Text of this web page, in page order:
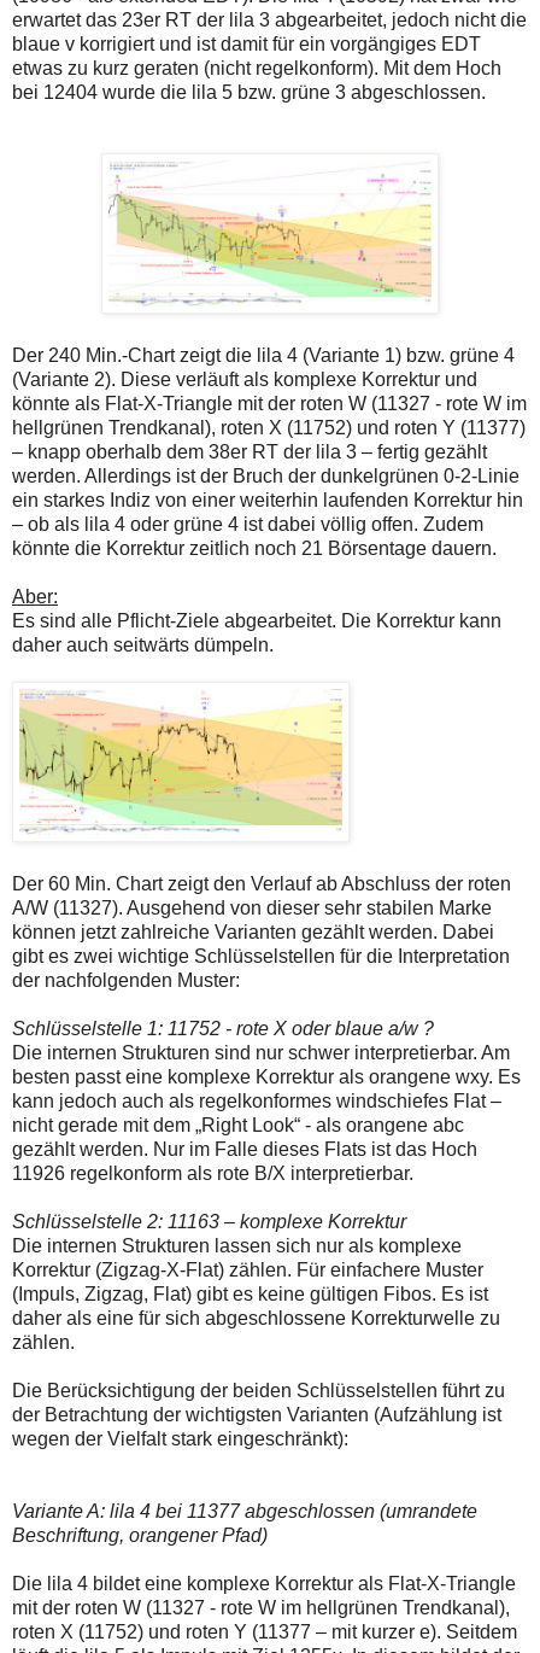
erwartet das 23er RT der lila 3 abgearbeitet, jedoch nicht die
blaue v korrigiert und ist damit für ein vorgängiges EDT
etwas zu kurz geraten (nicht regelkonform). Mit dem Hoch
bei 12404 wurde die lila 5 bzw. grüne 3 abgeschlossen.
Der 240 Min.-Chart zeigt die lila 4 (Variante 1) bzw. grüne 4
(Variante 2). Diese verläuft als komplexe Korrektur und
könnte als Flat-X-Triangle mit der roten W (11327 - rote W im
hellgrünen Trendkanal), roten X (11752) und roten Y (11377)
– knapp oberhalb dem 38er RT der lila 3 – fertig gezählt
werden. Allerdings ist der Bruch der dunkelgrünen 0-2-Linie
ein starkes Indiz von einer weiterhin laufenden Korrektur hin
– ob als lila 4 oder grüne 4 ist dabei völlig offen. Zudem
könnte die Korrektur zeitlich noch 21 Börsentage dauern.
Aber:
Es sind alle Pflicht-Ziele abgearbeitet. Die Korrektur kann
daher auch seitwärts dümpeln.
Der 60 Min. Chart zeigt den Verlauf ab Abschluss der roten
A/W (11327). Ausgehend von dieser sehr stabilen Marke
können jetzt zahlreiche Varianten gezählt werden. Dabei
gibt es zwei wichtige Schlüsselstellen für die Interpretation
der nachfolgenden Muster:
Schlüsselstelle 1: 11752 - rote X oder blaue a/w ?
Die internen Strukturen sind nur schwer interpretierbar. Am
besten passt eine komplexe Korrektur als orangene wxy. Es
kann jedoch auch als regelkonformes windschiefes Flat –
nicht gerade mit dem „Right Look“ - als orangene abc
gezählt werden. Nur im Falle dieses Flats ist das Hoch
11926 regelkonform als rote B/X interpretierbar.
Schlüsselstelle 2: 11163 – komplexe Korrektur
Die internen Strukturen lassen sich nur als komplexe
Korrektur (Zigzag-X-Flat) zählen. Für einfachere Muster
(Impuls, Zigzag, Flat) gibt es keine gültigen Fibos. Es ist
daher als eine für sich abgeschlossene Korrekturwelle zu
zählen.
Die Berücksichtigung der beiden Schlüsselstellen führt zu
der Betrachtung der wichtigsten Varianten (Aufzählung ist
wegen der Vielfalt stark eingeschränkt):
Variante A: lila 4 bei 11377 abgeschlossen (umrandete
Beschriftung, orangener Pfad)
Die lila 4 bildet eine komplexe Korrektur als Flat-X-Triangle
mit der roten W (11327 - rote W im hellgrünen Trendkanal),
roten X (11752) und roten Y (11377 – mit kurzer e). Seitdem